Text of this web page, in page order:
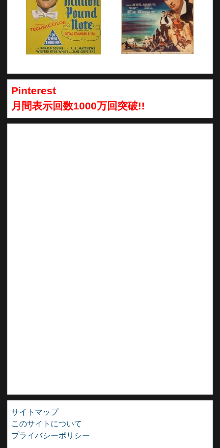
Pinterest
月間表示回数1000万回突破!!
サイトマップ
このサイトについて
プライバシーポリシー